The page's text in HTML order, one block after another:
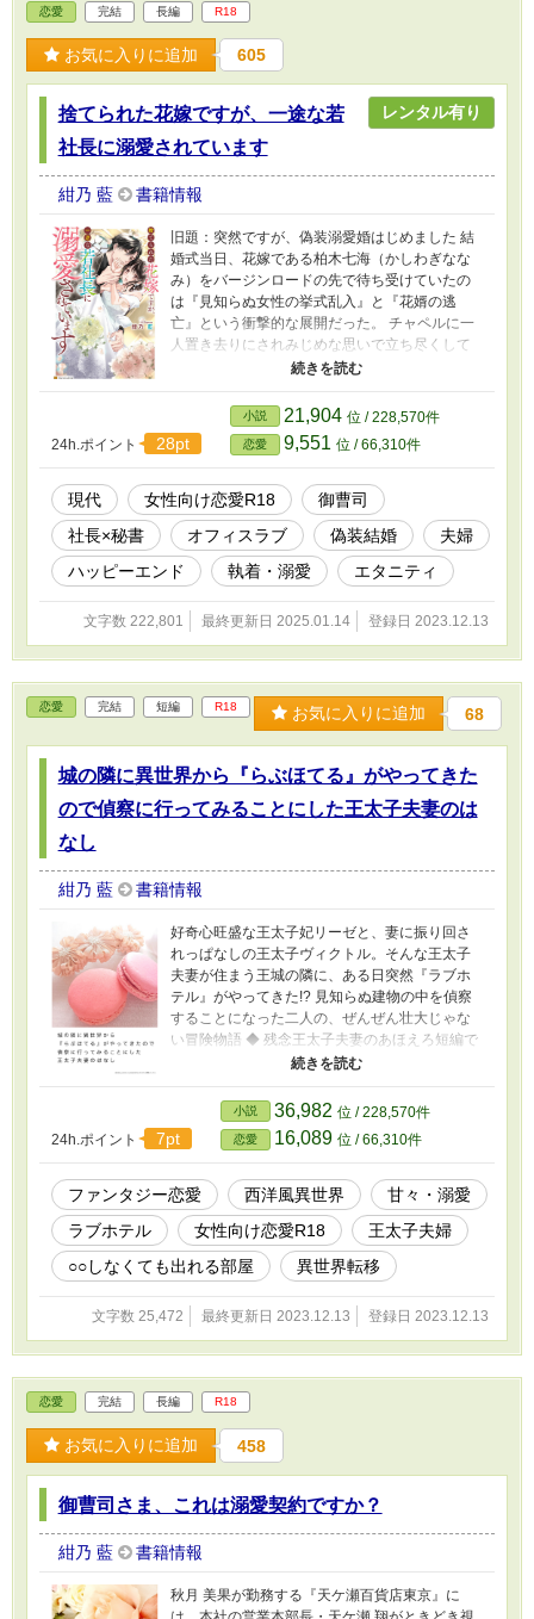
恋愛 完結 長編 R18
お気に入りに追加 605
捨てられた花嫁ですが、一途な若
社長に溺愛されています
レンタル有り
紺乃 藍 書籍情報
旧題：突然ですが、偽装溺愛婚はじめました 結
婚式当日、花嫁である柏木七海（かしわぎなな
み）をバージンロードの先で待ち受けていたの
は『見知らぬ女性の挙式乱入』と『花婿の逃
亡』という衝撃的な展開だった。 チャペルに一
人置き去りにされみじめな思いで立ち尽くして
いると、参列者の中から一人の男性が駆け寄っ
てきて、七海の手を取る。 「君が結婚すると聞
いて諦めていた。でも破談になるなら、代わり
に俺と結婚してほしい」 そう言って突然求婚し
てきたのは、七海が日々社長秘書として付き従
っている上司・支倉将斗（はせくらまさと）だ
った。 最初は拒否する七海だったが、会社の外
聞と父の体裁を盾に押し切られ、結局は期限付
きの〝偽装溺愛婚〟に応じることに。 しかし長
年ビジネスパートナーとして苦楽を共にしてき
た二人は、アッチもコッチも偽装とは思えない
ほどに相性抜群で…!? ◇ 2025.1.14. エタニテ
ィブックスさまより書籍化しました ◇ Ｒ18表現
のある番外編には「◆」マークがついています
物・企業・団体には一切関係ございません ◇ エ
ブリスタ・ムーンライトノベルズにも掲載して
いました（2024.12.引き下げ済み）
24h.ポイント 28pt
小説 21,904 位 / 228,570件
恋愛 9,551 位 / 66,310件
現代 女性向け恋愛R18
御曹司
社長×秘書
オフィスラブ 偽装結婚
夫婦
ハッピーエンド
執着・溺愛 エタニティ
文字数 222,801 最終更新日 2025.01.14 登録日 2023.12.13
恋愛 完結 短編 R18 お気に入りに追加 68
城の隣に異世界から『らぶほてる』がやってきた
ので偵察に行ってみることにした王太子夫妻のは
なし
紺乃 藍 書籍情報
好奇心旺盛な王太子妃リーゼと、妻に振り回さ
れっぱなしの王太子ヴィクトル。そんな王太子
夫妻が住まう王城の隣に、ある日突然『ラブホ
テル』がやってきた!? 見知らぬ建物の中を偵察
することになった二人の、ぜんぜん壮大じゃな
い冒険物語 ◆ 残念王太子夫妻のあほえろ短編で
す ◆ 異世界に転移する人や建物が存在します
が、主人公の二人は現地人です ◆ 作家仲間さま
とのSNS上の雑談を元にした設定です ◆ エブリ
スタ・ムーンライトノベルズにも掲載していま
す ◆ 設定はすべてフィクションです。実際の人
物・組織には一切関係ありません
24h.ポイント 7pt
小説 36,982 位 / 228,570件
恋愛 16,089 位 / 66,310件
ファンタジー恋愛 西洋風異世界
甘々・溺愛
ラブホテル
女性向け恋愛R18
王太子夫婦
○○しなくても出れる部屋
異世界転移
文字数 25,472 最終更新日 2023.12.13 登録日 2023.12.13
恋愛 完結 長編 R18
お気に入りに追加 458
御曹司さま、これは溺愛契約ですか？
紺乃 藍 書籍情報
秋月 美果が勤務する『天ケ瀬百貨店東京』に